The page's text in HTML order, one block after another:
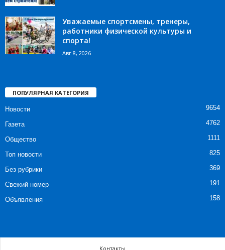
Уважаемые спортсмены, тренеры,
работники физической культуры и
спорта!
Авг 8, 2026
ПОПУЛЯРНАЯ КАТЕГОРИЯ
Новости 9654
Газета 4762
Общество 1111
Топ новости 825
Без рубрики 369
Свежий номер 191
Объявления 158
Контакты